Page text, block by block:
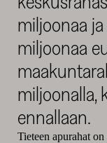
miljoonaa
miljoonaa
miljoonalla,
ennallaan.
Tieteen apurahat